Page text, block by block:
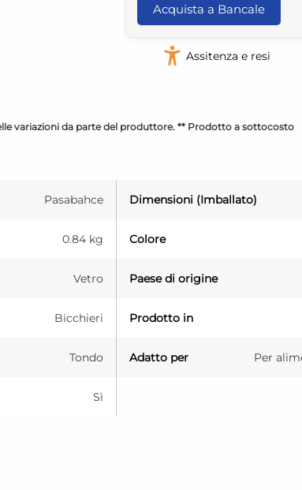
Acquista a Bancale
Assitenza e resi
variazioni da parte del produttore. ** Prodotto a sottocosto
Pasabahce Dimensioni (Imballato)
0.84 kg Colore
Vetro Paese di origine
Bicchieri Prodotto in
Tondo Adatto per Per
Sì